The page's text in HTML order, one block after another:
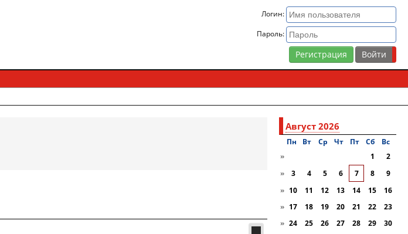
Логин:
Пароль:
Регистрация
Август 2026
Пн Вт Ср Чт Пт Сб
Вc
»
1
2
»
3 4 5 6 7 8
9
» 10 11 12 13 14 15
16
» 17 18 19 20 21 22
23
» 24 25 26 27 28 29
30